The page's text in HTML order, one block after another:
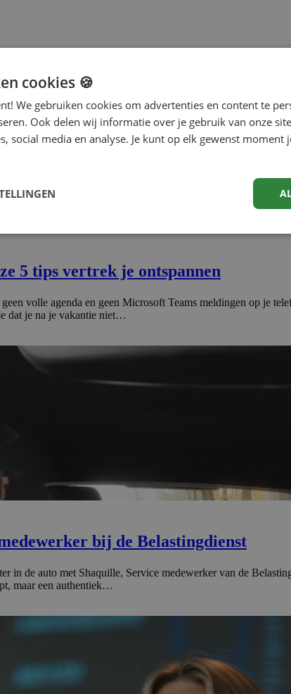
5 tips vertrek je ontspannen
volle agenda en geen Microsoft Teams meldingen op je
dat je na je vakantie niet…
bij de Belasting­dienst
in de auto met Shaquille, Service medewerker van de
maar een authentiek…
cookies 🍪
We gebruiken cookies om advertenties en content te
Ook delen wij informatie over je gebruik van onze
social media en analyse. Je kunt op elk gewenst moment